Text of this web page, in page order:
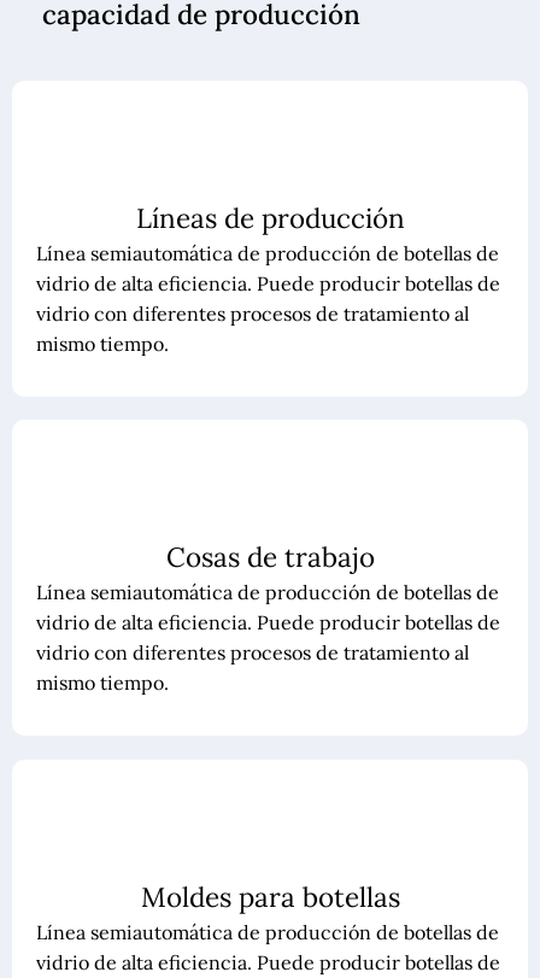
capacidad de producción
Líneas de producción
Línea semiautomática de producción de botellas de
vidrio de alta eficiencia. Puede producir botellas de
vidrio con diferentes procesos de tratamiento al
mismo tiempo.
Cosas de trabajo
Línea semiautomática de producción de botellas de
vidrio de alta eficiencia. Puede producir botellas de
vidrio con diferentes procesos de tratamiento al
mismo tiempo.
Moldes para botellas
Línea semiautomática de producción de botellas de
vidrio de alta eficiencia. Puede producir botellas de